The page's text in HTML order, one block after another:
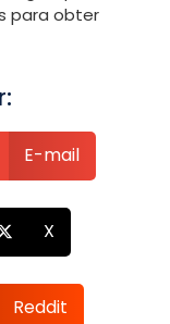
para obter
E-mail
X
Reddit